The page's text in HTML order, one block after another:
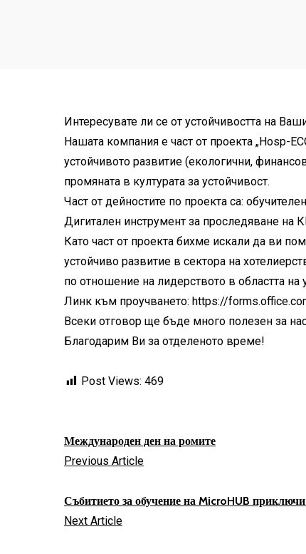
Интересувате ли се от устойчивостта на
Нашата компания е част от проекта „Hosp-
устойчивото развитие (екологични,
промяната в културата за устойчивост.
Част от дейностите по проекта са:
Дигитален инструмент за проследяване на
Като част от проекта бихме искали да ви
устойчиво развитие в сектора на
по отношение на лидерството в областта на
Линк към проучването: https://
Всеки отговор ще бъде много полезен за
Благодарим Ви за отделеното време!
Post Views: 469
Международен ден на ромите
Previous Article
Събитието за обучение на MicroHUB
Next Article